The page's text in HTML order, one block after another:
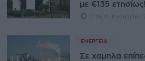
με €135 ετησίως!
11:15, 01 Ιανουαρίου
ΕΝΈΡΓΕΙΑ
Σε χαμηλά